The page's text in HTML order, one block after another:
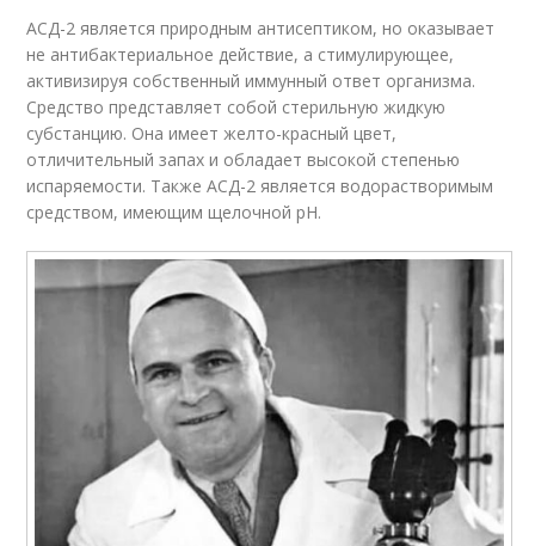
АСД-2 является природным антисептиком, но оказывает
не антибактериальное действие, а стимулирующее,
активизируя собственный иммунный ответ организма.
Средство представляет собой стерильную жидкую
субстанцию. Она имеет желто-красный цвет,
отличительный запах и обладает высокой степенью
испаряемости. Также АСД-2 является водорастворимым
средством, имеющим щелочной рН.